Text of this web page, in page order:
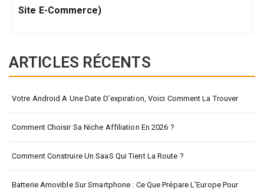
Site E-Commerce)
ARTICLES RÉCENTS
Votre Android A Une Date D’expiration, Voici Comment La Trouver
Comment Choisir Sa Niche Affiliation En 2026 ?
Comment Construire Un SaaS Qui Tient La Route ?
Batterie Amovible Sur Smartphone : Ce Que Prépare L’Europe Pour